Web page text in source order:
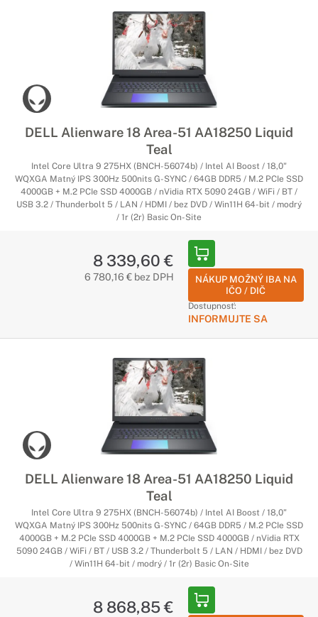
DELL Alienware 18 Area-51 AA18250 Liquid
Teal
Intel Core Ultra 9 275HX (BNCH-56074b) / Intel AI Boost / 18,0"
WQXGA Matný IPS 300Hz 500nits G-SYNC / 64GB DDR5 / M.2 PCIe SSD
4000GB + M.2 PCIe SSD 4000GB / nVidia RTX 5090 24GB / WiFi / BT /
USB 3.2 / Thunderbolt 5 / LAN / HDMI / bez DVD / Win11H 64-bit / modrý
/ 1r (2r) Basic On-Site
8 339,60 €
6 780,16 € bez DPH
NÁKUP MOŽNÝ IBA NA
IČO / DIČ
Dostupnosť:
INFORMUJTE SA
DELL Alienware 18 Area-51 AA18250 Liquid
Teal
Intel Core Ultra 9 275HX (BNCH-56074b) / Intel AI Boost / 18,0"
WQXGA Matný IPS 300Hz 500nits G-SYNC / 64GB DDR5 / M.2 PCIe SSD
4000GB + M.2 PCIe SSD 4000GB + M.2 PCIe SSD 4000GB / nVidia RTX
5090 24GB / WiFi / BT / USB 3.2 / Thunderbolt 5 / LAN / HDMI / bez DVD
/ Win11H 64-bit / modrý / 1r (2r) Basic On-Site
8 868,85 €